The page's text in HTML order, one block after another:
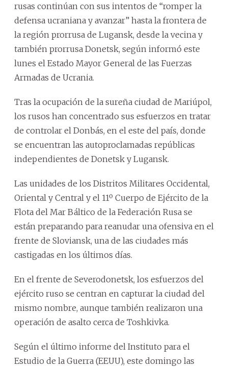
rusas continúan con sus intentos de “romper la
defensa ucraniana y avanzar” hasta la frontera de
la región prorrusa de Lugansk, desde la vecina y
también prorrusa Donetsk, según informó este
lunes el Estado Mayor General de las Fuerzas
Armadas de Ucrania.
Tras la ocupación de la sureña ciudad de Mariúpol,
los rusos han concentrado sus esfuerzos en tratar
de controlar el Donbás, en el este del país, donde
se encuentran las autoproclamadas repúblicas
independientes de Donetsk y Lugansk.
Las unidades de los Distritos Militares Occidental,
Oriental y Central y el 11º Cuerpo de Ejército de la
Flota del Mar Báltico de la Federación Rusa se
están preparando para reanudar una ofensiva en el
frente de Sloviansk, una de las ciudades más
castigadas en los últimos días.
En el frente de Severodonetsk, los esfuerzos del
ejército ruso se centran en capturar la ciudad del
mismo nombre, aunque también realizaron una
operación de asalto cerca de Toshkivka.
Según el último informe del Instituto para el
Estudio de la Guerra (EEUU), este domingo las